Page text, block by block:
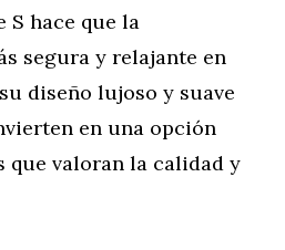
S hace que la
segura y relajante en
diseño lujoso y suave
en una opción
que valoran la calidad y